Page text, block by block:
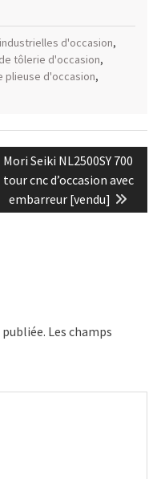
d'occasion,
tôlerie d'occasion,
plieuse d'occasion,
Next
post:
Mori Seiki NL2500SY 700
tour cnc d’occasion avec
embarreur [vendu]
Les champs